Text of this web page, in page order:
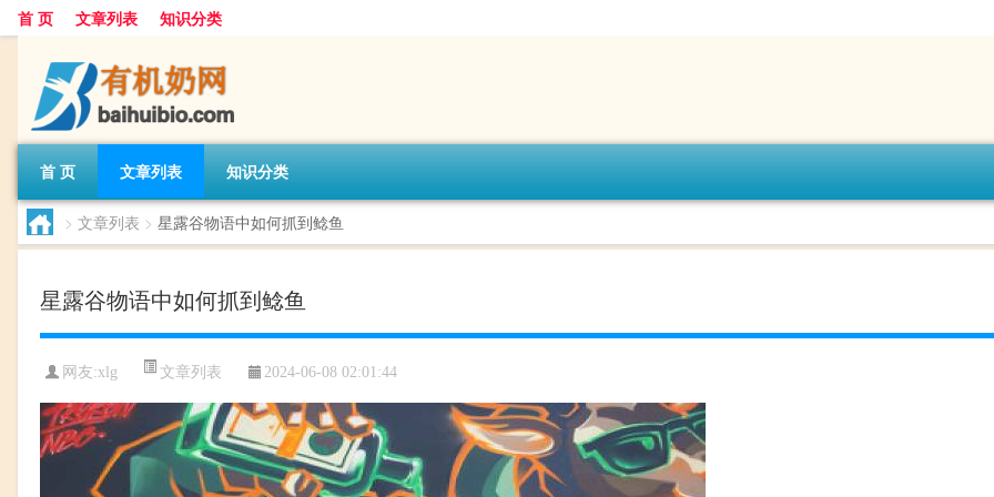
首 页 文章列表 知识分类
首 页 文章列表 知识分类
> 文章列表 > 星露谷物语中如何抓到鲶鱼
星露谷物语中如何抓到鲶鱼
网友:xlg 文章列表 2024-06-08 02:01:44